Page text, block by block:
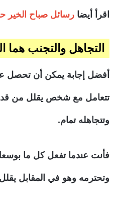
اقرأ أيضا رسائل صباح الخير
التجاهل والتجنب هما
أفضل إجابة يمكن أن تحصل
تتعامل مع شخص يقلل من
وتتجاهله تمام.
فأنت عندما تفعل كل ما
وتحترمه وهو في المقابل